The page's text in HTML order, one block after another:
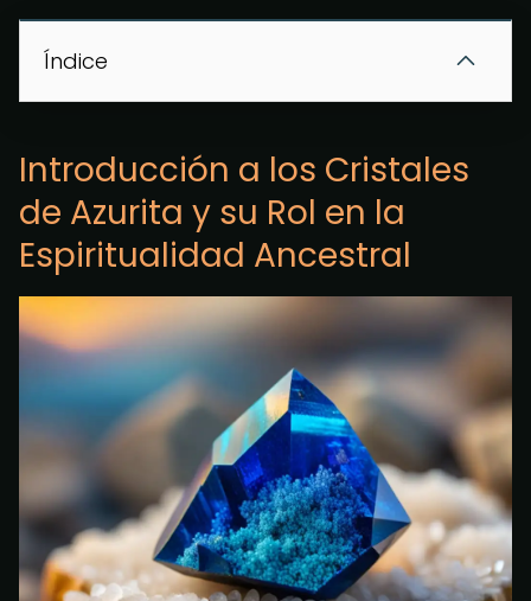
Índice
Introducción a los Cristales
de Azurita y su Rol en la
Espiritualidad Ancestral